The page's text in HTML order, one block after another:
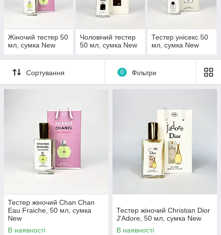
Жіночий тестер 50
мл, сумка New
Чоловічий тестер
50 мл, сумка New
Тестер унісекс 50
мл, сумка New
Сортування 0 Фільтри
Тестер жіночий Chan Chan
Eau Fraiche, 50 мл, сумка
New
В наявності
Тестер жіночий Christian Dior
J'Adore, 50 мл, сумка New
В наявності